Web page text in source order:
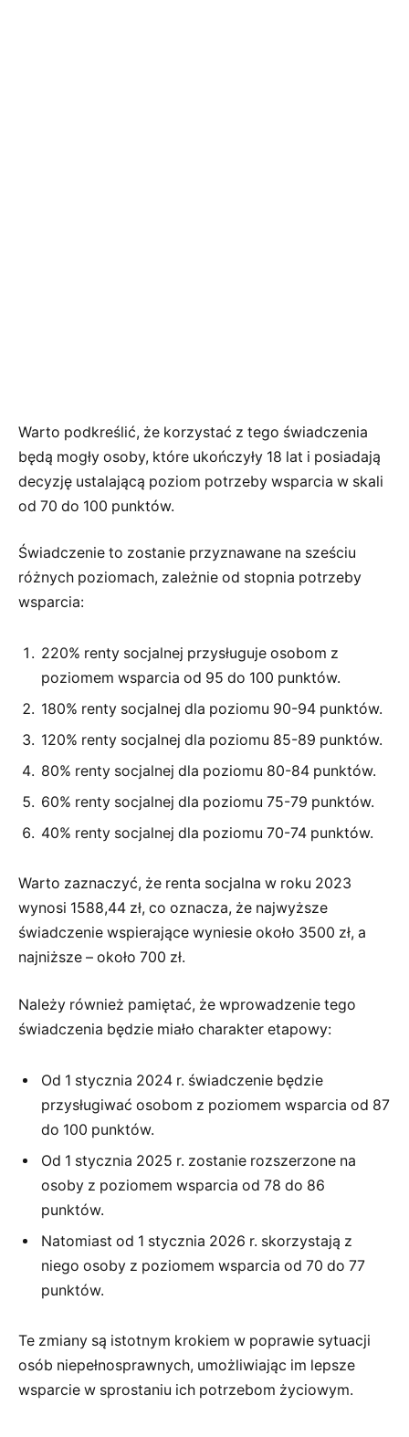
Warto podkreślić, że korzystać z tego świadczenia
będą mogły osoby, które ukończyły 18 lat i posiadają
decyzję ustalającą poziom potrzeby wsparcia w skali
od 70 do 100 punktów.
Świadczenie to zostanie przyznawane na sześciu
różnych poziomach, zależnie od stopnia potrzeby
wsparcia:
220% renty socjalnej przysługuje osobom z
poziomem wsparcia od 95 do 100 punktów.
180% renty socjalnej dla poziomu 90-94 punktów.
120% renty socjalnej dla poziomu 85-89 punktów.
80% renty socjalnej dla poziomu 80-84 punktów.
60% renty socjalnej dla poziomu 75-79 punktów.
40% renty socjalnej dla poziomu 70-74 punktów.
Warto zaznaczyć, że renta socjalna w roku 2023
wynosi 1588,44 zł, co oznacza, że najwyższe
świadczenie wspierające wyniesie około 3500 zł, a
najniższe – około 700 zł.
Należy również pamiętać, że wprowadzenie tego
świadczenia będzie miało charakter etapowy:
Od 1 stycznia 2024 r. świadczenie będzie
przysługiwać osobom z poziomem wsparcia od 87
do 100 punktów.
Od 1 stycznia 2025 r. zostanie rozszerzone na
osoby z poziomem wsparcia od 78 do 86
punktów.
Natomiast od 1 stycznia 2026 r. skorzystają z
niego osoby z poziomem wsparcia od 70 do 77
punktów.
Te zmiany są istotnym krokiem w poprawie sytuacji
osób niepełnosprawnych, umożliwiając im lepsze
wsparcie w sprostaniu ich potrzebom życiowym.